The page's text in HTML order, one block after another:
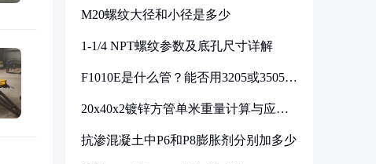
M20螺纹大径和小径是多少
1-1/4 NPT螺纹参数及底孔尺寸详解
F1010E是什么管？能否用3205或3505代
20x40x2镀锌方管单米重量计算与应用
抗渗混凝土中P6和P8膨胀剂分别加多少